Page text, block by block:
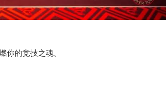
你的竞技之魂。